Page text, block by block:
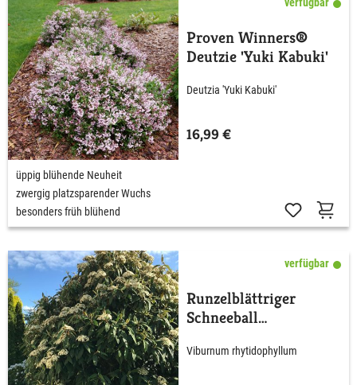
Proven Winners®
Deutzie 'Yuki Kabuki'
Deutzia 'Yuki Kabuki'
16,99 €
üppig blühende Neuheit
zwergig platzsparender Wuchs
besonders früh blühend
verfügbar
Runzelblättriger
Schneeball
Viburnum rhytidophyllum